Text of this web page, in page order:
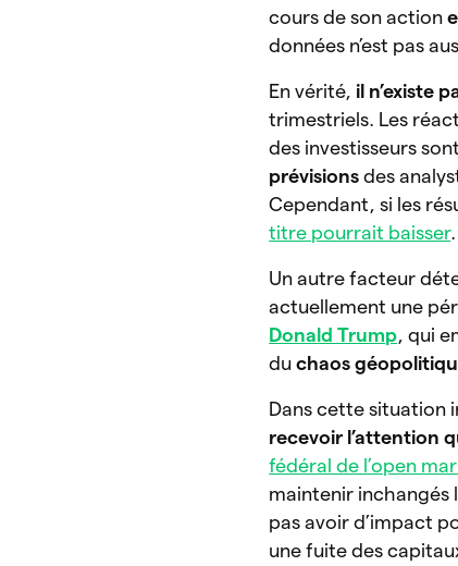
cours de son action
données n’est pas
En vérité, il n’existe
trimestriels. Les
des investisseurs
prévisionsdes
Cependant, si les
titre pourrait baisser.
Un autre facteur
actuellement une
Donald Trump , qui
duchaos
Dans cette situation
recevoir l’attention
fédéral de l’open
maintenir inchangés
pas avoir d’impact
une fuite des